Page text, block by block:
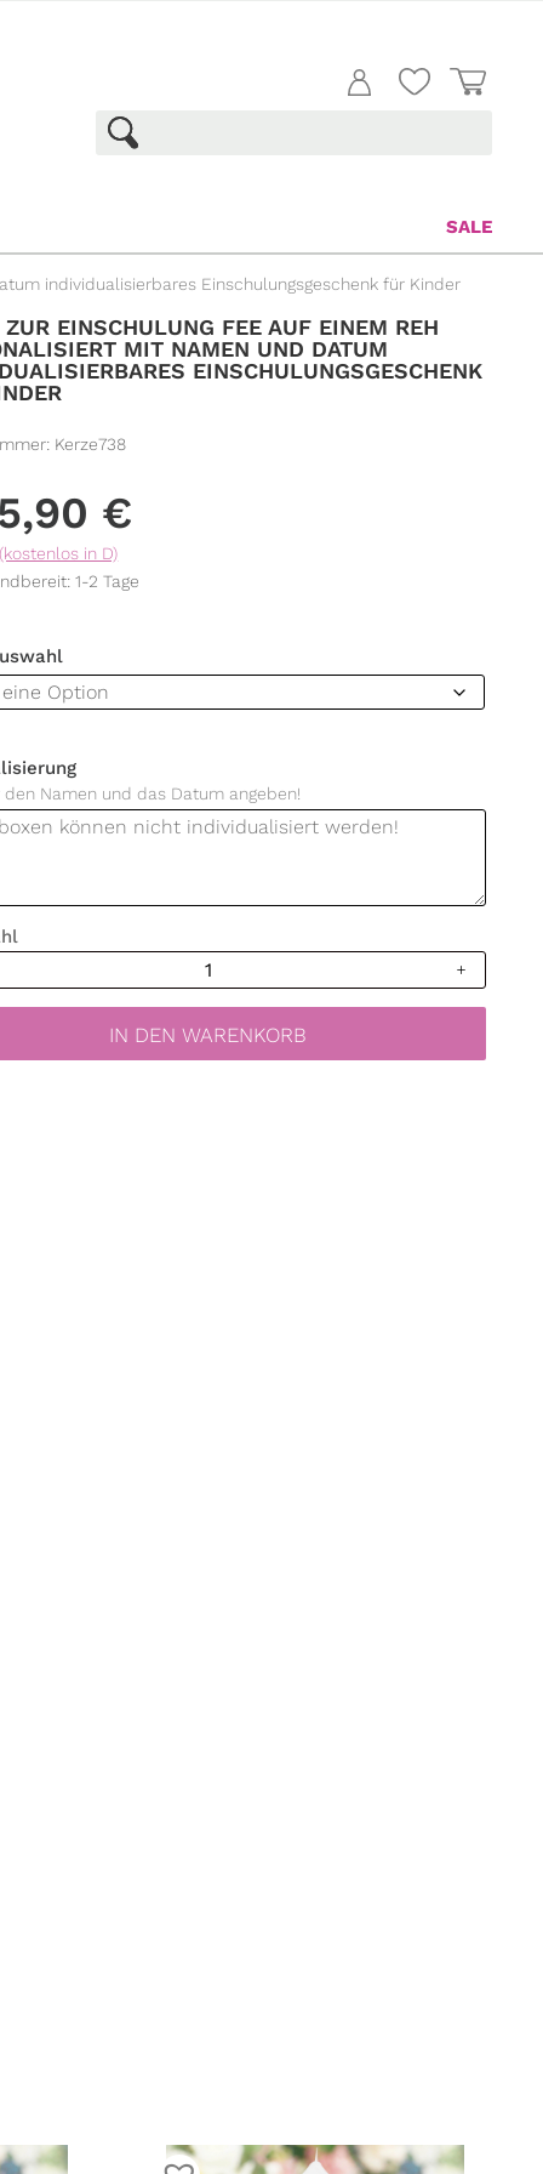
SALE
individualisierbares Einschulungsgeschenk für Kinder
ZUR EINSCHULUNG FEE AUF EINEM REH
MIT NAMEN UND DATUM
EINSCHULUNGSGESCHENK
Kerze738
€
in D)
1-2 Tage
den Namen und das Datum angeben!
IN DEN WARENKORB